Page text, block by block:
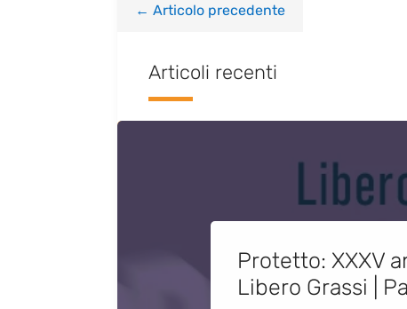
← Articolo precedente
Articoli recenti
Protetto: XXXV
Libero Grassi |